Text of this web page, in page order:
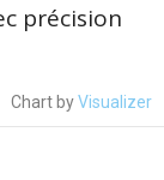
précision
Chart byVisualizer